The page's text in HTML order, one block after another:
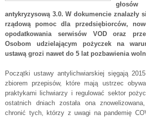
antykryzysową 3.0. W dokumencie znalazły
rządową pomoc dla przedsiębiorców,
opodatkowania serwisów VOD oraz
Osobom udzielającym pożyczek na
ustawą grozi nawet do 5 lat pozbawienia
Początki ustawy antylichwiarskiej sięgają
zbiorem przepisów, które mają ustrzec
praktykami lichwiarzy i regulować sektor
ostatnich dniach została ona
chronić tych, którzy z uwagi na pandemię